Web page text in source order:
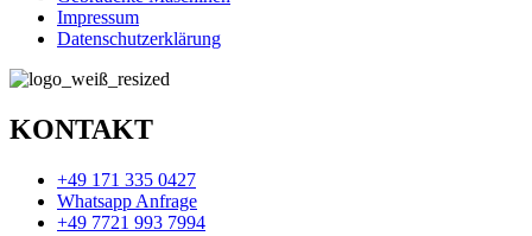
Impressum
Datenschutzerklärung
KONTAKT
+49 171 335 0427
Whatsapp Anfrage
+49 7721 993 7994